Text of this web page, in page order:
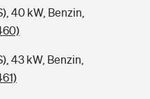
40 kW, Benzin,
43 kW, Benzin,